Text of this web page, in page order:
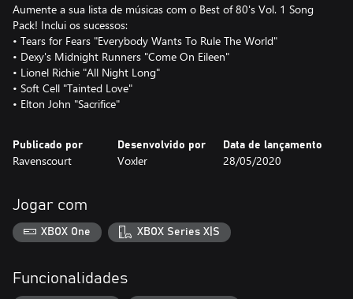
Aumente a sua lista de músicas com o Best of 80's Vol. 1 Song
Pack! Inclui os sucessos:
• Tears for Fears "Everybody Wants To Rule The World"
• Dexy's Midnight Runners "Come On Eileen"
• Lionel Richie "All Night Long"
• Soft Cell "Tainted Love"
• Elton John "Sacrifice"
Publicado por
Ravenscourt
Desenvolvido por
Voxler
Data de lançamento
28/05/2020
Jogar com
XBOX One XBOX Series X|S
Funcionalidades